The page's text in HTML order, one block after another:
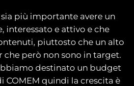
più importante avere un
interessato e attivo e che
piuttosto che un alto
però non sono in target.
destinato un budget
COMEM quindi la crescita è